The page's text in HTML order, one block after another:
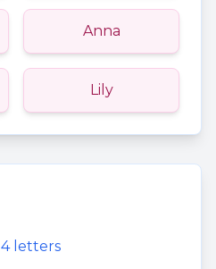
Anna
Lily
4letters